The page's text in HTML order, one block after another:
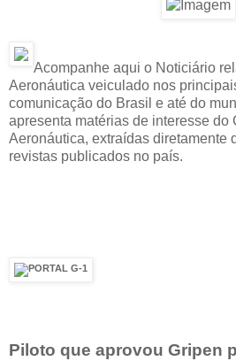
Acompanhe aqui o Noticiário
Aeronáutica veiculado nos
comunicação do Brasil e até do
apresenta matérias de interesse do
Aeronáutica, extraídas diretamente
revistas publicados no país.
Piloto que aprovou Gripen